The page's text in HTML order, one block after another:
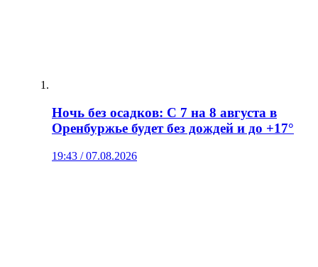
Ночь без осадков: С 7 на 8 августа в
Оренбуржье будет без дождей и до +17°
19:43 / 07.08.2026